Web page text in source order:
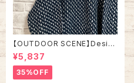
【OUTDOOR SCENE】Desig
n Knit L相当 ”Bird’s Eye” デ
ザインニット 総柄ニット デザイ
ンニット セーター バーズアイ リ
ブライン アメリカ USA 古着
¥5,837
35%OFF